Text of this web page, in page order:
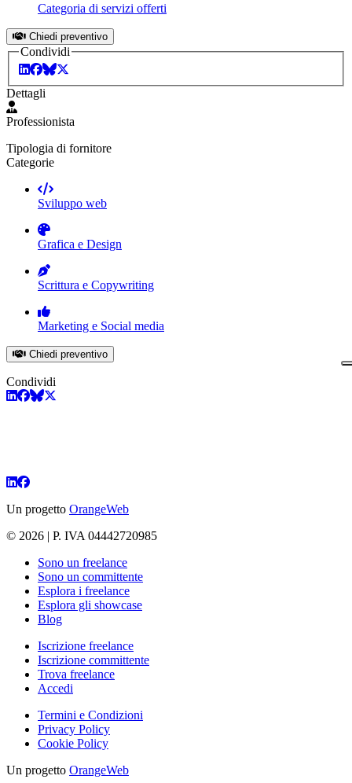
Categoria di servizi offerti
Chiedi preventivo
Condividi
Dettagli
Professionista
Tipologia di fornitore
Categorie
Sviluppo web
Grafica e Design
Scrittura e Copywriting
Marketing e Social media
Chiedi preventivo
Condividi
Un progetto OrangeWeb
© 2026 | P. IVA 04442720985
Sono un freelance
Sono un committente
Esplora i freelance
Esplora gli showcase
Blog
Iscrizione freelance
Iscrizione committente
Trova freelance
Accedi
Termini e Condizioni
Privacy Policy
Cookie Policy
Un progetto OrangeWeb